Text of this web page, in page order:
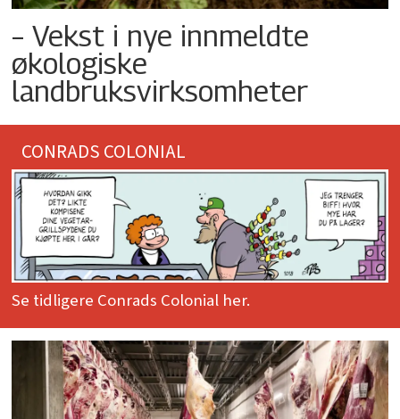
– Vekst i nye innmeldte
økologiske
landbruksvirksomheter
CONRADS COLONIAL
Se tidligere Conrads Colonial her.